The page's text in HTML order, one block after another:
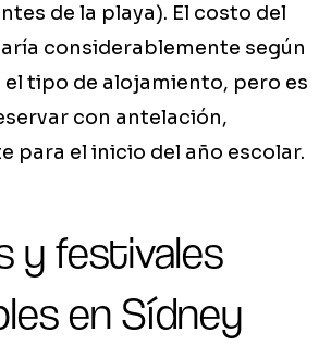
de la playa). El costo del
considerablemente según
el tipo de alojamiento, pero es
con antelación,
para el inicio del año escolar.
y festivales
en Sídney